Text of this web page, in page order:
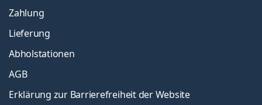
Zahlung
Lieferung
Abholstationen
AGB
Erklärung zur Barrierefreiheit der Website